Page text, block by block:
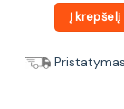
Į krepšelį